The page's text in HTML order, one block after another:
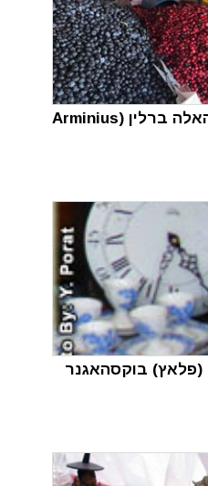
שוק ארמיניוס מרקטהאלה ברלין (Arminius
בוקסהאגנר